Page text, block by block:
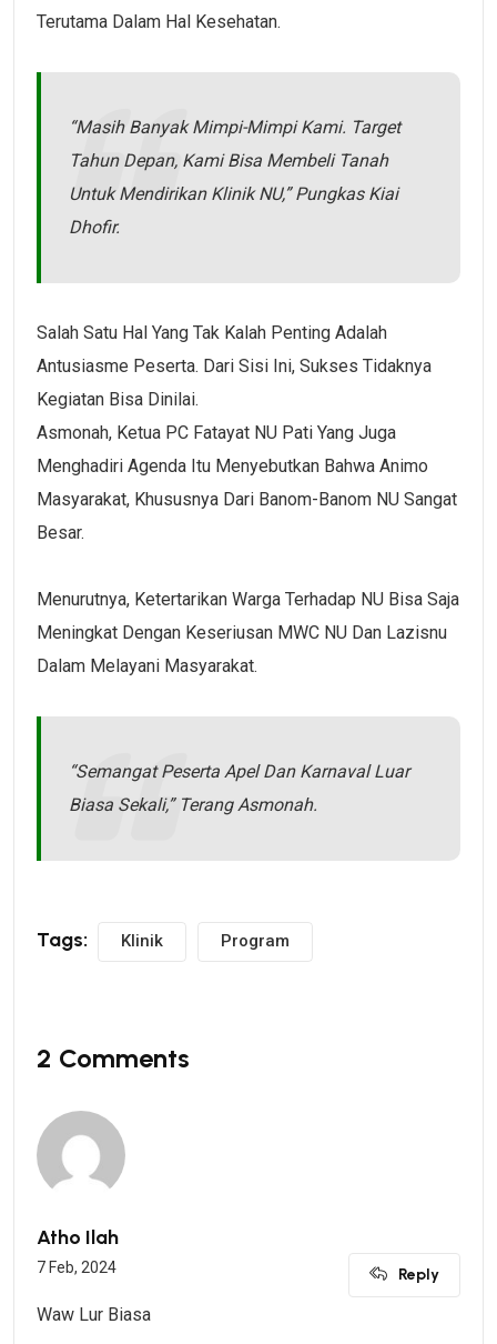
Terutama Dalam Hal Kesehatan.
“Masih Banyak Mimpi-Mimpi Kami. Target
Tahun Depan, Kami Bisa Membeli Tanah
Untuk Mendirikan Klinik NU,” Pungkas Kiai
Dhofir.
Salah Satu Hal Yang Tak Kalah Penting Adalah
Antusiasme Peserta. Dari Sisi Ini, Sukses Tidaknya
Kegiatan Bisa Dinilai.
Asmonah, Ketua PC Fatayat NU Pati Yang Juga
Menghadiri Agenda Itu Menyebutkan Bahwa Animo
Masyarakat, Khususnya Dari Banom-Banom NU Sangat
Besar.
Menurutnya, Ketertarikan Warga Terhadap NU Bisa Saja
Meningkat Dengan Keseriusan MWC NU Dan Lazisnu
Dalam Melayani Masyarakat.
“Semangat Peserta Apel Dan Karnaval Luar
Biasa Sekali,” Terang Asmonah.
Tags: Klinik Program
2 Comments
Atho Ilah
Reply
7 Feb, 2024
Waw Lur Biasa